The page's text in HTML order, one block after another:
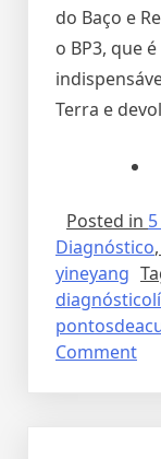
do Baço e
o BP3, que
Terra e
Posted in
Diagnóstico,
yineyang
Comment